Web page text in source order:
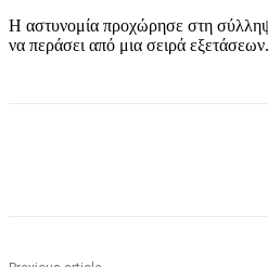
Η αστυνομία προχώρησε στη
να περάσει από μια σειρά εξετάσεων.